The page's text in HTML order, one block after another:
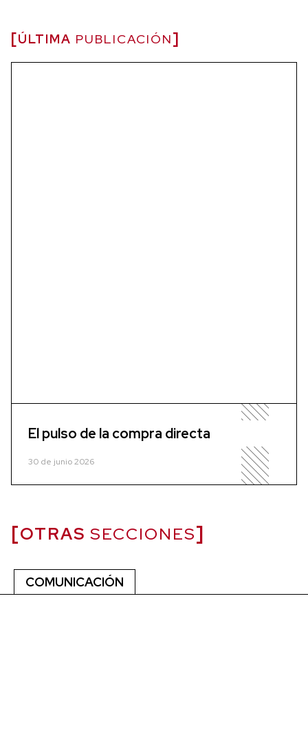
ÚLTIMA PUBLICACIÓN
El pulso de la compra directa
30 de junio 2026
OTRAS SECCIONES
COMUNICACIÓN